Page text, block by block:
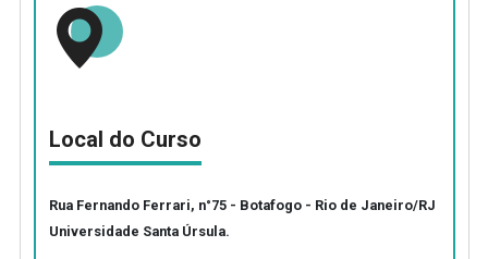
Local do Curso
Rua Fernando Ferrari, n°75 - Botafogo - Rio de Janeiro/RJ
Universidade Santa Úrsula.